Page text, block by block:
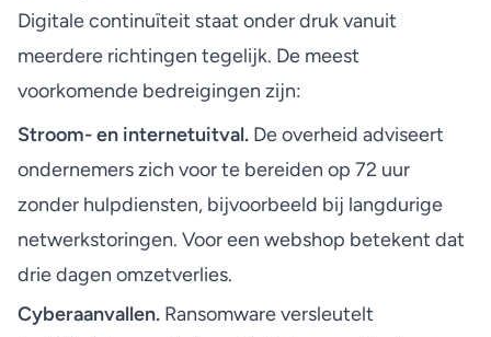
Digitale continuïteit staat onder druk vanuit
meerdere richtingen tegelijk. De meest
voorkomende bedreigingen zijn:
Stroom- en internetuitval. De overheid adviseert
ondernemers zich voor te bereiden op 72 uur
zonder hulpdiensten, bijvoorbeeld bij langdurige
netwerkstoringen. Voor een webshop betekent dat
drie dagen omzetverlies.
Cyberaanvallen. Ransomware versleutelt